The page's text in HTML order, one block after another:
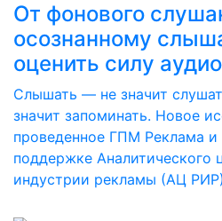
От фонового
осознанному
оценить силу
Слышать — не значит
значит запоминать. Новое
проведенное ГПМ Реклама
поддержке Аналитического
индустрии рекламы (АЦ